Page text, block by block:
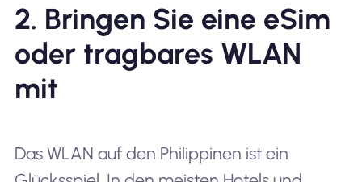
2. Bringen Sie eine eSim
oder tragbares WLAN
mit
Das WLAN auf den Philippinen ist ein